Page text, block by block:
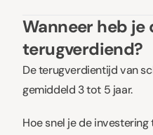
Wanneer heb je
terugverdiend?
De terugverdientijd van
gemiddeld 3 tot 5 jaar.
Hoe snel je de